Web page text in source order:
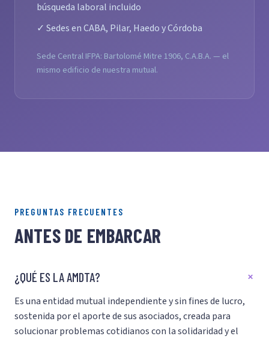
búsqueda laboral incluido
✓ Sedes en CABA, Pilar, Haedo y Córdoba
Sede Central IFPA: Bartolomé Mitre 1906, C.A.B.A. — el
mismo edificio de nuestra mutual.
PREGUNTAS FRECUENTES
ANTES DE EMBARCAR
¿QUÉ ES LA AMDTA?
Es una entidad mutual independiente y sin fines de lucro,
sostenida por el aporte de sus asociados, creada para
solucionar problemas cotidianos con la solidaridad y el